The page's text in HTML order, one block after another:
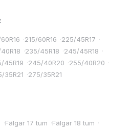
·215/60R16 ·225/45R17 ·
·235/45R18 ·245/45R18 ·
45R19 ·245/40R20 ·255/40R20 ·
35R21 ·275/35R21
·Fälgar 17 tum ·Fälgar 18 tum ·